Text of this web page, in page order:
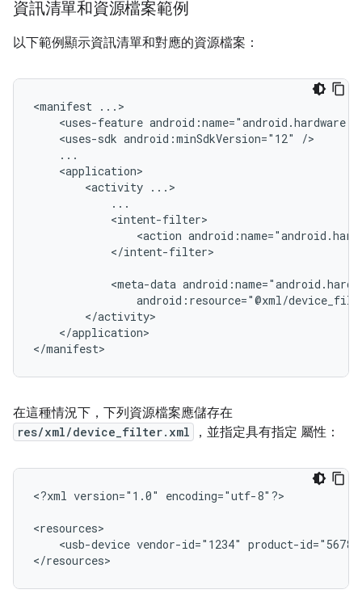
資訊清單和資源檔案範例
以下範例顯示資訊清單和對應的資源檔案：
<manifest
<uses-feature
<uses-sdk android:minSdkVersion="12"
<activity
<action
</intent-filter>
<meta-data
android:resource="@xml/
</application>
</manifest>
在這種情況下，下列資源檔案應儲存在
res/xml/device_filter.xml ，並指定具有指定 屬性：
<?xml version="1.0" encoding="utf-8"?>
<usb-device vendor-id="1234" product-id="5678"
</resources>